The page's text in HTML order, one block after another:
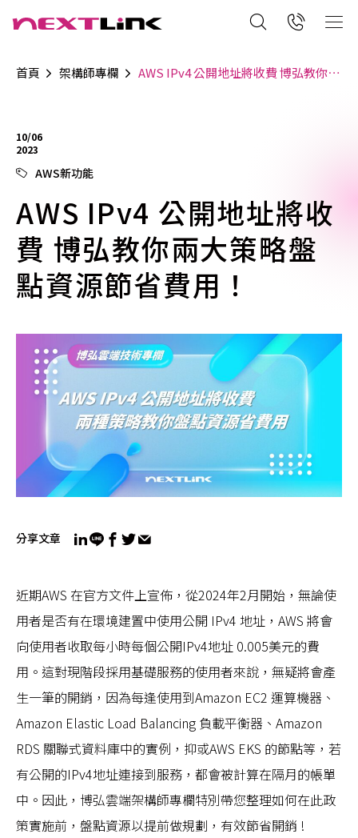
首頁 架構師專欄 AWS IPv4 公開地址將收費 博弘教你兩大策略盤點資源節省費用！
10/06
2023
AWS新功能
AWS IPv4 公開地址將收
費 博弘教你兩大策略盤
點資源節省費用！
分享文章
近期AWS 在官方文件上宣佈，從2024年2月開始，無論使
用者是否有在環境建置中使用公開 IPv4 地址，AWS 將會
向使用者收取每小時每個公開IPv4地址 0.005美元的費
用。這對現階段採用基礎服務的使用者來說，無疑將會產
生一筆的開銷，因為每逢使用到Amazon EC2 運算機器、
Amazon Elastic Load Balancing 負載平衡器、Amazon
RDS 關聯式資料庫中的實例，抑或AWS EKS 的節點等，若
有公開的IPv4地址連接到服務，都會被計算在隔月的帳單
中。因此，博弘雲端架構師專欄特別帶您整理如何在此政
策實施前，盤點資源以提前做規劃，有效節省開銷 !